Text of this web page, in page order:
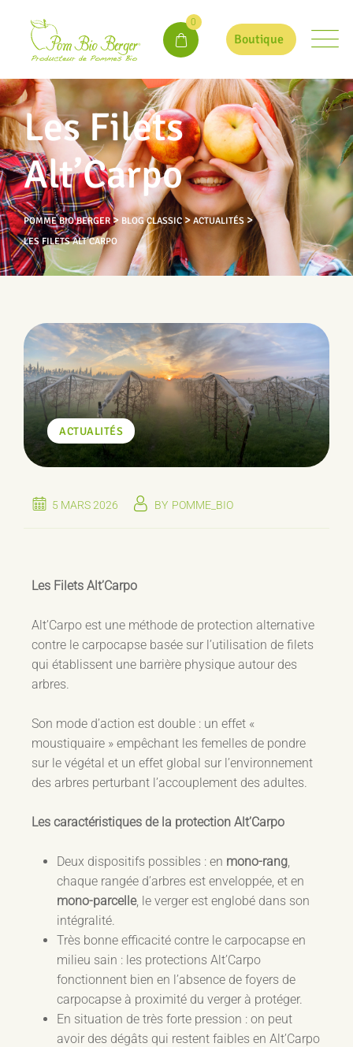
0
Boutique
Les Filets
Alt’Carpo
POMME BIO BERGER> BLOG CLASSIC> ACTUALITÉS>
LES FILETS ALT’CARPO
ACTUALITÉS
5 MARS 2026 BY POMME_BIO
Les Filets Alt’Carpo
Alt’Carpo est une méthode de protection alternative
contre le carpocapse basée sur l’utilisation de filets
qui établissent une barrière physique autour des
arbres.
Son mode d’action est double : un effet «
moustiquaire » empêchant les femelles de pondre
sur le végétal et un effet global sur l’environnement
des arbres perturbant l’accouplement des adultes.
Les caractéristiques de la protection Alt’Carpo
Deux dispositifs possibles : en mono-rang
chaque rangée d’arbres est enveloppée, et en
mono-parcelle, le verger est englobé dans son
intégralité.
Très bonne efficacité contre le carpocapse en
milieu sain : les protections Alt’Carpo
fonctionnent bien en l’absence de foyers de
carpocapse à proximité du verger à protéger.
En situation de très forte pression : on peut
avoir des dégâts qui restent faibles en Alt’Carpo